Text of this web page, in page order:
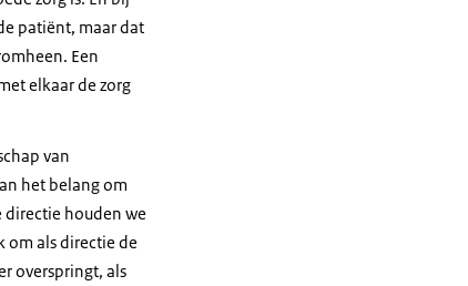
patiënt, maar dat
Een
elkaar de zorg
van
het belang om
directie houden we
om als directie de
overspringt, als